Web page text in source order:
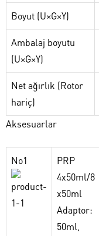
Boyut (U×G×Y)
Ambalaj boyutu
(U×G×Y)
Net ağırlık (Rotor
hariç)
Aksesuarlar
No1
PRP
4x50ml/8
x50ml
Adaptor:
50ml,